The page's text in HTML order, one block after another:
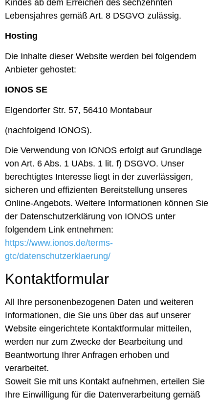
Kindes ab dem Erreichen des sechzehnten
Lebensjahres gemäß Art. 8 DSGVO zulässig.
Hosting
Die Inhalte dieser Website werden bei folgendem
Anbieter gehostet:
IONOS SE
Elgendorfer Str. 57, 56410 Montabaur
(nachfolgend IONOS).
Die Verwendung von IONOS erfolgt auf Grundlage
von Art. 6 Abs. 1 UAbs. 1 lit. f) DSGVO. Unser
berechtigtes Interesse liegt in der zuverlässigen,
sicheren und effizienten Bereitstellung unseres
Online-Angebots. Weitere Informationen können Sie
der Datenschutzerklärung von IONOS unter
folgendem Link entnehmen:
https://www.ionos.de/terms-
gtc/datenschutzerklaerung/
Kontaktformular
All Ihre personenbezogenen Daten und weiteren
Informationen, die Sie uns über das auf unserer
Website eingerichtete Kontaktformular mitteilen,
werden nur zum Zwecke der Bearbeitung und
Beantwortung Ihrer Anfragen erhoben und
verarbeitet.
Soweit Sie mit uns Kontakt aufnehmen, erteilen Sie
Ihre Einwilligung für die Datenverarbeitung gemäß